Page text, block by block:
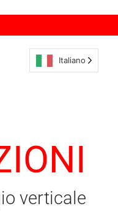
Italiano
verticale